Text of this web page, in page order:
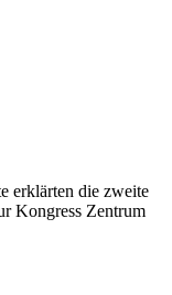
erklärten die zweite
Kongress Zentrum